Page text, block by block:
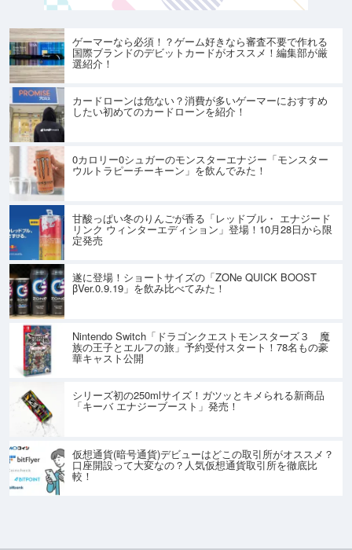
ゲーマーなら必須！？ゲーム好きなら審査不要で作れる
国際ブランドのデビットカードがオススメ！編集部が厳
選紹介！
カードローンは危ない？消費が多いゲーマーにおすすめ
したい初めてのカードローンを紹介！
0カロリー0シュガーのモンスターエナジー「モンスター
ウルトラピーチーキーン」を飲んでみた！
甘酸っぱい冬のりんごが香る「レッドブル・ エナジード
リンク ウィンターエディション」登場！10月28日から限
定発売
遂に登場！ショートサイズの「ZONe QUICK BOOST
βVer.0.9.19」を飲み比べてみた！
Nintendo Switch「ドラゴンクエストモンスターズ３ 魔
族の王子とエルフの旅」予約受付スタート！78名もの豪
華キャスト公開
シリーズ初の250mlサイズ！ガツッとキメられる新商品
「キーバ エナジーブースト」発売！
仮想通貨(暗号通貨)デビューはどこの取引所がオススメ？
口座開設って大変なの？人気仮想通貨取引所を徹底比
較！